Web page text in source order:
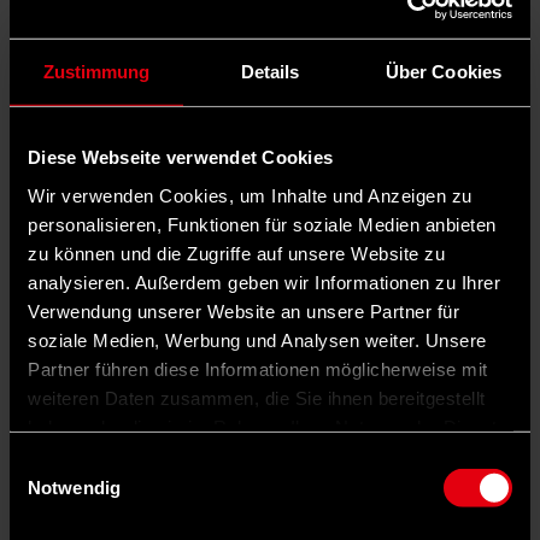
Zustimmung Details Über Cookies
Diese Webseite verwendet Cookies
Wir verwenden Cookies, um Inhalte und Anzeigen zu
personalisieren, Funktionen für soziale Medien anbieten
zu können und die Zugriffe auf unsere Website zu
analysieren. Außerdem geben wir Informationen zu Ihrer
Verwendung unserer Website an unsere Partner für
soziale Medien, Werbung und Analysen weiter. Unsere
Partner führen diese Informationen möglicherweise mit
weiteren Daten zusammen, die Sie ihnen bereitgestellt
Notwendig
Vor kurzem noch Konkurrenten, jetzt Partner: Ministerpräsident
Alexander Schweitzer (l.) und sein designierter Nachfolger Gordon
SPD in der Krise: „Wir klingen manchmal nach Aktenordnern“
Spritpreise: SPD fordert Übergewinnsteuer für Mineralölkonzerne
Auswege aus der Krise: So gewinnt die SPD wieder
Glaubwürdigkeit
Das Bild, das sich den Medienvertreter*innen am
Mittwochvormittag in Mainz bietet, sagt vermutlich viel über die
politische Kultur in Rheinland-Pfalz aus. Da stehender noch
amtierende Ministerpräsident Alexander Schweitzer (SPD)und sein
designierter Nachfolger Gordon Schnieder von der CDU einträchtig
nebeneinander in der Sonne. Sie duzen sich und berichten gut
gelaunt von den Ergebnissen ihrer zurückliegenden
Schweitzer: „Wir wollen ganz Rheinland-